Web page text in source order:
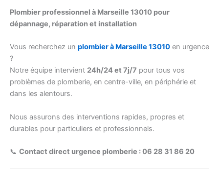
Plombier professionnel à Marseille 13010 pour
dépannage, réparation et installation
Vous recherchez un plombier à Marseille 13010 en urgence
?
Notre équipe intervient 24h/24 et 7j/7 pour tous vos
problèmes de plomberie, en centre-ville, en périphérie et
dans les alentours.
Nous assurons des interventions rapides, propres et
durables pour particuliers et professionnels.
📞 Contact direct urgence plomberie : 06 28 31 86 20